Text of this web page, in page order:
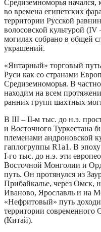
Средиземноморья начался,
во времена египетских
территории Русской
волосовской культурой
могилах собрано в общей
украшений.
«Янтарный» торговый
Руси как со странами
Средиземноморья. В
находим на всем
ранних групп шахтных
В III – II-м тыс. до н.э.
и Восточного Туркестана
племенами андроновской
гаплогруппы R1a1. В
I-го тыс. до н.э. эти
Восточной Монголии и
путь. Он протянулся из
Прибайкалье, через Омск,
Иваново, Ярославль и на
«Нефритовый» путь
территории современного
(Китай).